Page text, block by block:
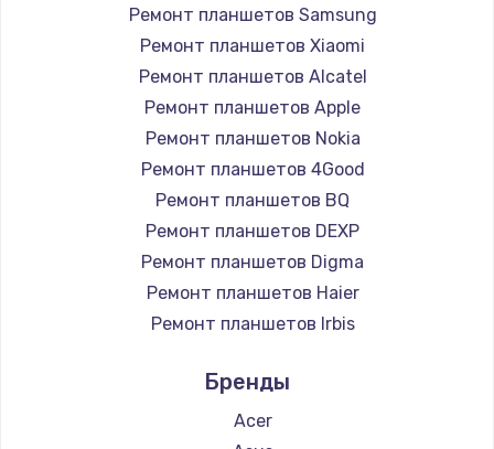
Заказать
Установка драйверов
950 руб.
Заказать
Замена жесткого диска
1000 руб.
Заказать
Чистка от пыли
Заказать
Ремонт планшетов Samsung
Ремонт планшетов Xiaomi
Ремонт планшетов Alcatel
Ремонт планшетов Apple
Ремонт планшетов Nokia
Ремонт планшетов 4Good
Ремонт планшетов BQ
Ремонт планшетов DEXP
Ремонт планшетов Digma
Ремонт планшетов Haier
Ремонт планшетов Irbis
Ремонт планшетов Microsoft
Ремонт планшетов BlackView
Бренды
Acer